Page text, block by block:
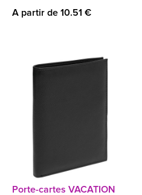
A partir de 10.51 €
Porte-cartes VACATION